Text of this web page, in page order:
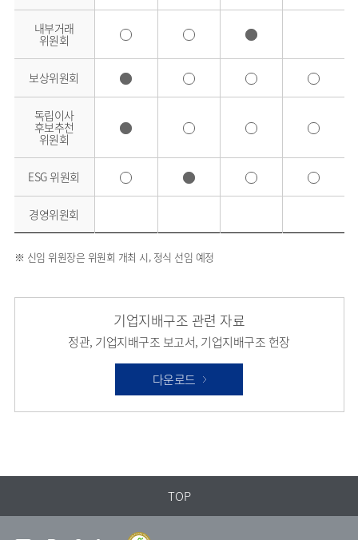
내부거래
위원회
보상위원회
독립이사
후보추천
위원회
ESG 위원회
경영위원회
※ 신임 위원장은 위원회 개최 시, 정식 선임 예정
기업지배구조 관련 자료
정관, 기업지배구조 보고서, 기업지배구조 헌장
다운로드
TOP